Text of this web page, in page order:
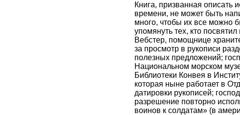
Книга, призванная описать
времени, не может быть
много, чтобы их все можно
упомянуть тех, кто
Вебстер, помощнице
за просмотр в рукописи
полезных предложений;
Национальном морском
Библиотеки Конвея в
которая ныне работает в
датировки рукописей;
разрешение повторно
воинов к солдатам» (в